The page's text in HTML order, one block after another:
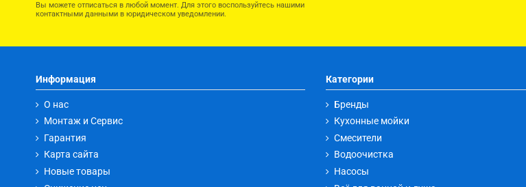
Вы можете отписаться в любой момент. Для этого воспользуйтесь нашими
контактными данными в юридическом уведомлении.
Информация
О нас
Монтаж и Сервис
Гарантия
Карта сайта
Новые товары
Категории
Бренды
Кухонные мойки
Смесители
Водоочистка
Насосы